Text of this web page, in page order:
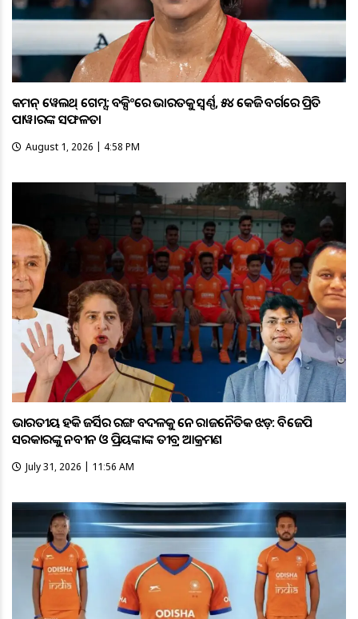
କମନ୍ ୱେଲଥ୍ ଗେମ୍ସ: ବକ୍ସିଂରେ ଭାରତକୁ ସ୍ବର୍ଣ୍ଣ, ୫୪ କେଜି ବର୍ଗରେ ପ୍ରିତି
ପାୱାରଙ୍କ ସଫଳତା
August 1, 2026 | 4:58 PM
ଭାରତୀୟ ହକି ଜର୍ସିର ରଙ୍ଗ ବଦଳକୁ ନେଇ ରାଜନୈତିକ ଝଡ଼: ବିଜେପି
ସରକାରଙ୍କୁ ନବୀନ ଓ ପ୍ରିୟଙ୍କାଙ୍କ ତୀବ୍ର ଆକ୍ରମଣ
July 31, 2026 | 11:56 AM